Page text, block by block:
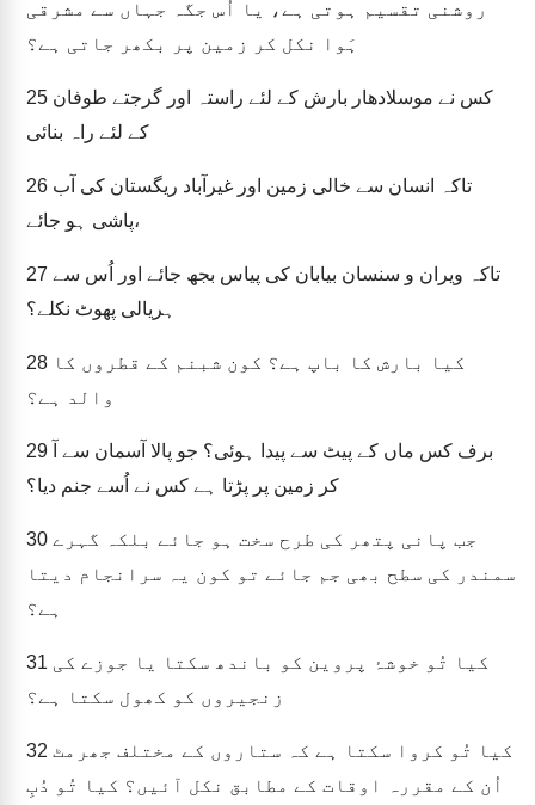
روشنی تقسیم ہوتی ہے، یا اُس جگہ جہاں سے مشرقی
ہَوا نکل کر زمین پر بکھر جاتی ہے؟
25
کے لئے راہ بنائی
26
پاشی ہو جائے،
27
ہریالی پھوٹ نکلے؟
28
والد ہے؟
29
کر زمین پر پڑتا ہے کس نے اُسے جنم دیا؟
30
سمندر کی سطح بھی جم جائے تو کون یہ سرانجام دیتا
ہے؟
31
زنجیروں کو کھول سکتا ہے؟
32
اُن کے مقررہ اوقات کے مطابق نکل آئیں؟ کیا تُو دُبِ